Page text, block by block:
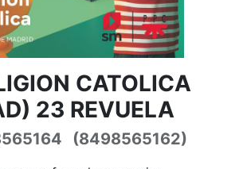
CATOLICA
23 REVUELA
(8498565162)